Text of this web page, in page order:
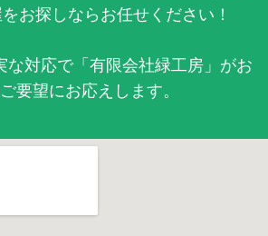
お探しならお任せください！
な対応で「有限会社緑工房」がお
要望にお応えします。